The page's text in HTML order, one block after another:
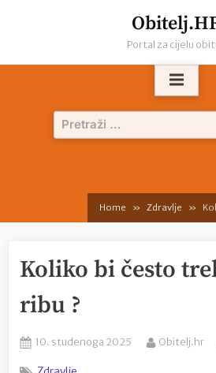
Portal za cijelu
Pretraži:
Home Zdravlje
Koliko bi često
ribu ?
Posted
10. studenoga 2025 By
Obitelj.hr